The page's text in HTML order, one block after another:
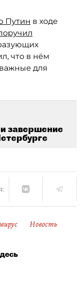
Путин в ходе
что в нём
для
завершение
Новость